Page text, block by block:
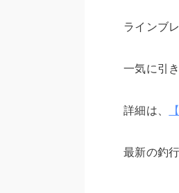
ラインブ
一気に引
詳細は、
最新の釣行